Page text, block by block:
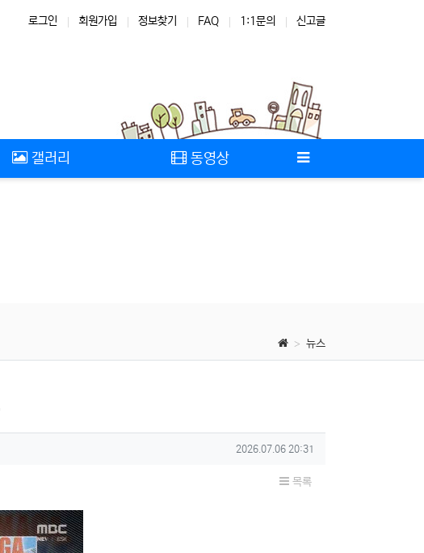
로그인 회원가입 정보찾기 FAQ 1:1문의 신고글
갤러리 동영상
뉴스
작성일
2026.07.06 20:31
목록